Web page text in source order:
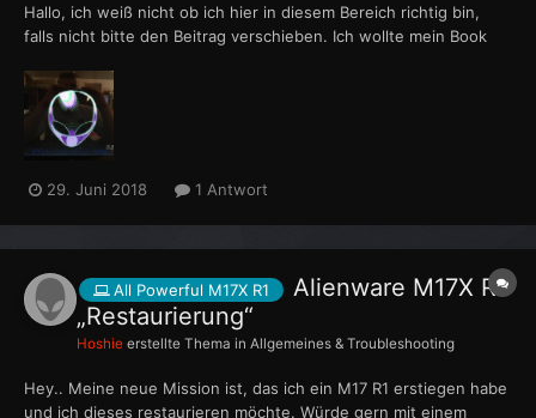
Hallo, ich weiß nicht ob ich hier in diesem Bereich richtig bin,
falls nicht bitte den Beitrag verschieben. Ich wollte mein Book
nicht für ein Alienware zu sein, weshalb ich damit Grafikfehler
habe. Deshalb benötige ich jetzt ein VB...
29. Juni 2018 1 Antwort
All Powerful M17X R1
Alienware M17X R1
„Restaurierung“
Hoshie erstellte Thema in Allgemeines & Troubleshooting
Hey.. Meine neue Mission ist, das ich ein M17 R1 erstiegen habe
und ich dieses restaurieren möchte. Würde gern mit einem